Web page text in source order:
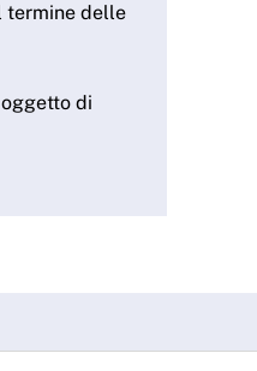
termine delle
di